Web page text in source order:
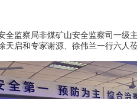
全监察局非煤矿山安全监察司一
天启和专家谢源、徐伟兰一行六人